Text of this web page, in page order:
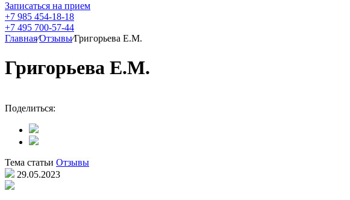
Записаться на прием
+7 985 454-18-18
+7 495 700-57-44
Главная⁄Отзывы⁄Григорьева Е.М.
Григорьева Е.М.
Поделиться:
Тема статьи Отзывы
29.05.2023